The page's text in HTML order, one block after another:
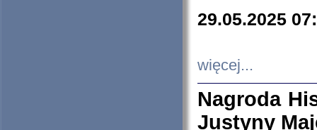
29.05.2025
więcej...
Nagroda
Justyny